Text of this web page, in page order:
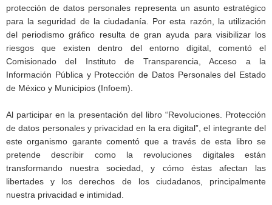
protección de datos personales representa un asunto estratégico
para la seguridad de la ciudadanía. Por esta razón, la utilización
del periodismo gráfico resulta de gran ayuda para visibilizar los
riesgos que existen dentro del entorno digital, comentó el
Comisionado del Instituto de Transparencia, Acceso a la
Información Pública y Protección de Datos Personales del Estado
de México y Municipios (Infoem).
Al participar en la presentación del libro “Revoluciones. Protección
de datos personales y privacidad en la era digital”, el integrante del
este organismo garante comentó que a través de esta libro se
pretende describir como la revoluciones digitales están
transformando nuestra sociedad, y cómo éstas afectan las
libertades y los derechos de los ciudadanos, principalmente
nuestra privacidad e intimidad.